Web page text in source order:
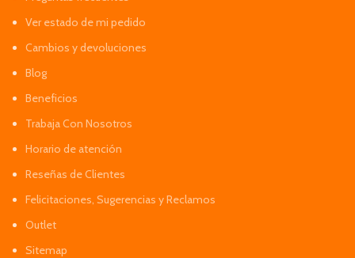
Ver estado de mi pedido
Cambios y devoluciones
Blog
Beneficios
Trabaja Con Nosotros
Horario de atención
Reseñas de Clientes
Felicitaciones, Sugerencias y Reclamos
Outlet
Sitemap